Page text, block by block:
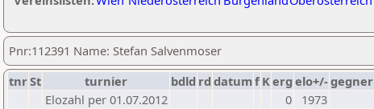
Pnr:112391 Name: Stefan Salvenmoser
tnrSt turnier bdld rd datumf Kerg elo+/-gegner
Elozahl per 01.07.2012
0
1973